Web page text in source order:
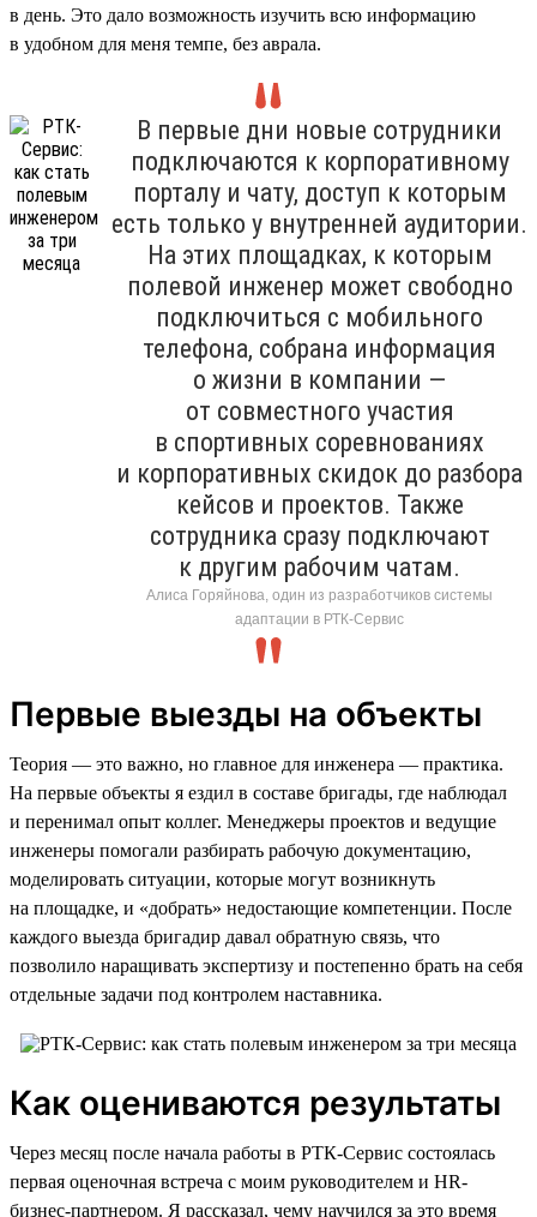
в день. Это дало возможность изучить всю информацию
в удобном для меня темпе, без аврала.
В первые дни новые сотрудники
подключаются к корпоративному
порталу и чату, доступ к которым
есть только у внутренней аудитории.
На этих площадках, к которым
полевой инженер может свободно
подключиться с мобильного
телефона, собрана информация
о жизни в компании —
от совместного участия
в спортивных соревнованиях
и корпоративных скидок до разбора
кейсов и проектов. Также
сотрудника сразу подключают
к другим рабочим чатам.
Алиса Горяйнова, один из разработчиков системы
адаптации в РТК-Сервис
Первые выезды на объекты
Теория — это важно, но главное для инженера — практика.
На первые объекты я ездил в составе бригады, где наблюдал
и перенимал опыт коллег. Менеджеры проектов и ведущие
инженеры помогали разбирать рабочую документацию,
моделировать ситуации, которые могут возникнуть
на площадке, и «добрать» недостающие компетенции. После
каждого выезда бригадир давал обратную связь, что
позволило наращивать экспертизу и постепенно брать на себя
отдельные задачи под контролем наставника.
Как оцениваются результаты
Через месяц после начала работы в РТК-Сервис состоялась
первая оценочная встреча с моим руководителем и HR-
бизнес-партнером. Я рассказал, чему научился за это время